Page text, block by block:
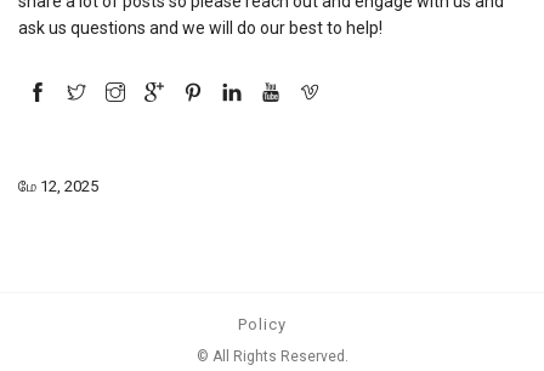
ask us questions and we will do our best to help!
மே 12, 2025
Policy
© All Rights Reserved.